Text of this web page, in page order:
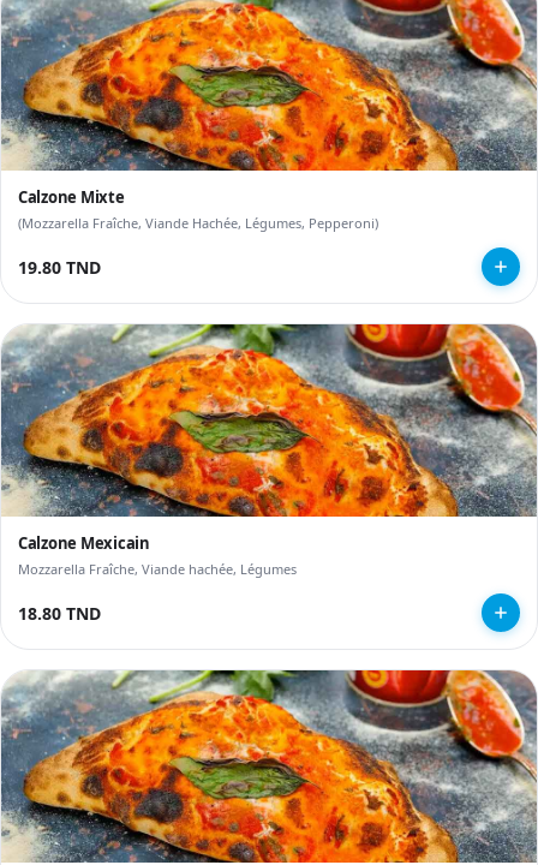
Calzone Mixte
(Mozzarella Fraîche, Viande Hachée, Légumes, Pepperoni)
19.80 TND
Calzone Mexicain
Mozzarella Fraîche, Viande hachée, Légumes
18.80 TND